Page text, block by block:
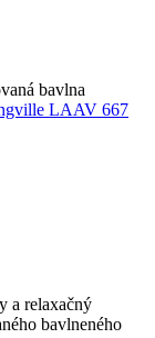
bavlna
a relaxačný
bavlneného